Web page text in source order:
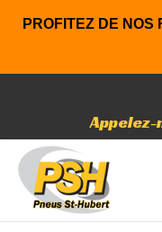
PROFITEZ DE NOS